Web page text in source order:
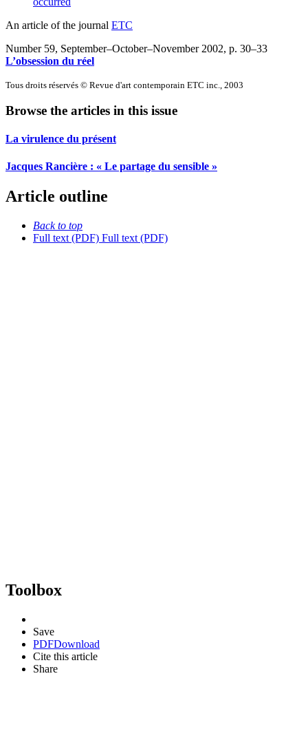
An article of the journal ETC
Number 59, September–October–November 2002, p. 30–33
L’obsession du réel
Tous droits réservés © Revue d'art contemporain ETC inc., 2003
Browse the articles in this issue
La virulence du présent
Jacques Rancière : « Le partage du sensible »
Article outline
Back to top
Full text (PDF) Full text (PDF)
Toolbox
Save
PDFDownload
Cite this article
Share